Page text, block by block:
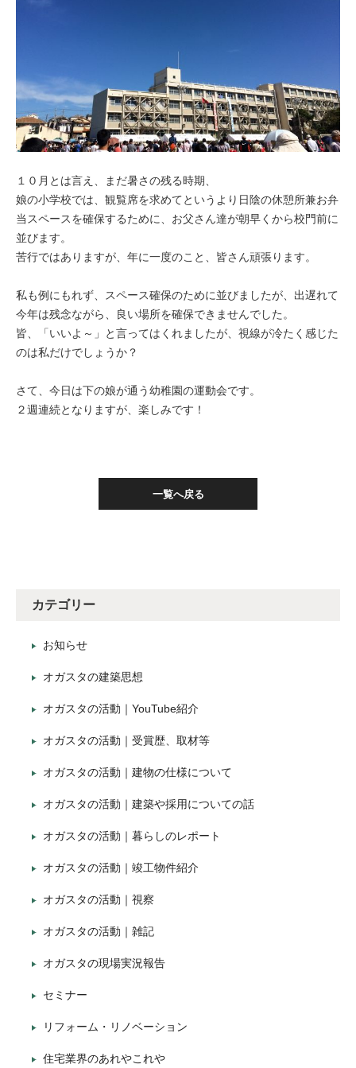
１０月とは言え、まだ暑さの残る時期、
娘の小学校では、観覧席を求めてというより日陰の休憩所兼お弁
当スペースを確保するために、お父さん達が朝早くから校門前に
並びます。
苦行ではありますが、年に一度のこと、皆さん頑張ります。
私も例にもれず、スペース確保のために並びましたが、出遅れて
今年は残念ながら、良い場所を確保できませんでした。
皆、「いいよ～」と言ってはくれましたが、視線が冷たく感じた
のは私だけでしょうか？
さて、今日は下の娘が通う幼稚園の運動会です。
２週連続となりますが、楽しみです！
一覧へ戻る
カテゴリー
お知らせ
オガスタの建築思想
オガスタの活動｜YouTube紹介
オガスタの活動｜受賞歴、取材等
オガスタの活動｜建物の仕様について
オガスタの活動｜建築や採用についての話
オガスタの活動｜暮らしのレポート
オガスタの活動｜竣工物件紹介
オガスタの活動｜視察
オガスタの活動｜雑記
オガスタの現場実況報告
セミナー
リフォーム・リノベーション
住宅業界のあれやこれや